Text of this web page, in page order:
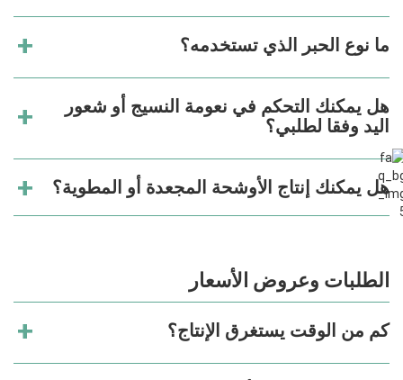
ما نوع الحبر الذي تستخدمه؟
هل يمكنك التحكم في نعومة النسيج أو شعور
اليد وفقا لطلبي؟
هل يمكنك إنتاج الأوشحة المجعدة أو المطوية؟
الطلبات وعروض الأسعار
كم من الوقت يستغرق الإنتاج؟